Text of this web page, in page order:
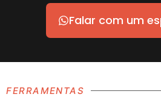
Falar com um
FERRAMENTAS